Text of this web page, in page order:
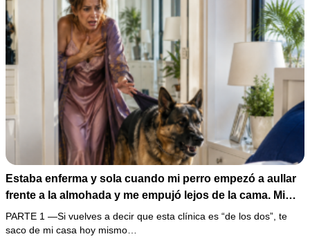
Estaba enferma y sola cuando mi perro empezó a aullar
frente a la almohada y me empujó lejos de la cama. Mi
esposo regresó un día antes y susurró: “Acuéstate,
amor, yo te cuidaré”. Fingí obedecer, pero escondí una
PARTE 1 —Si vuelves a decir que esta clínica es “de los dos”, te
saco de mi casa hoy mismo…